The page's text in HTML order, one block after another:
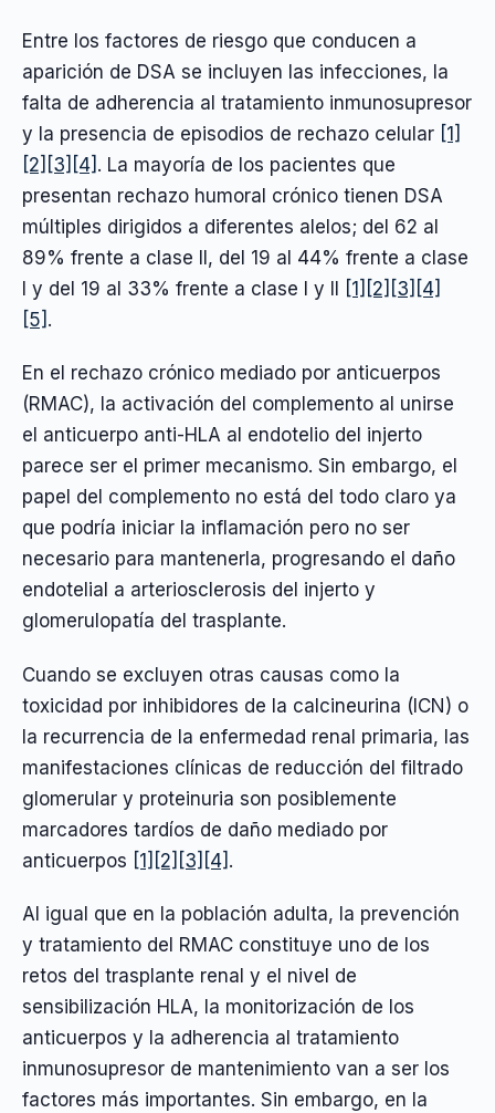
Entre los factores de riesgo que conducen a
aparición de DSA se incluyen las infecciones, la
falta de adherencia al tratamiento inmunosupresor
y la presencia de episodios de rechazo celular [1]
[2] [3] [4] . La mayoría de los pacientes que
presentan rechazo humoral crónico tienen DSA
múltiples dirigidos a diferentes alelos; del 62 al
89% frente a clase II, del 19 al 44% frente a clase
I y del 19 al 33% frente a clase I y II
[1] [2] [3] [4]
[5] .
En el rechazo crónico mediado por anticuerpos
(RMAC), la activación del complemento al unirse
el anticuerpo anti-HLA al endotelio del injerto
parece ser el primer mecanismo. Sin embargo, el
papel del complemento no está del todo claro ya
que podría iniciar la inflamación pero no ser
necesario para mantenerla, progresando el daño
endotelial a arteriosclerosis del injerto y
glomerulopatía del trasplante.
Cuando se excluyen otras causas como la
toxicidad por inhibidores de la calcineurina (ICN) o
la recurrencia de la enfermedad renal primaria, las
manifestaciones clínicas de reducción del filtrado
glomerular y proteinuria son posiblemente
marcadores tardíos de daño mediado por
anticuerpos [1] [2] [3] [4] .
Al igual que en la población adulta, la prevención
y tratamiento del RMAC constituye uno de los
retos del trasplante renal y el nivel de
sensibilización HLA, la monitorización de los
anticuerpos y la adherencia al tratamiento
inmunosupresor de mantenimiento van a ser los
factores más importantes. Sin embargo, en la